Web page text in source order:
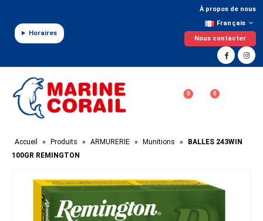
Horaires
À propos de nous
Français
Nous contacter
0 0
Accueil » Produits » ARMURERIE » Munitions »
BALLES 243WIN
100GR REMINGTON